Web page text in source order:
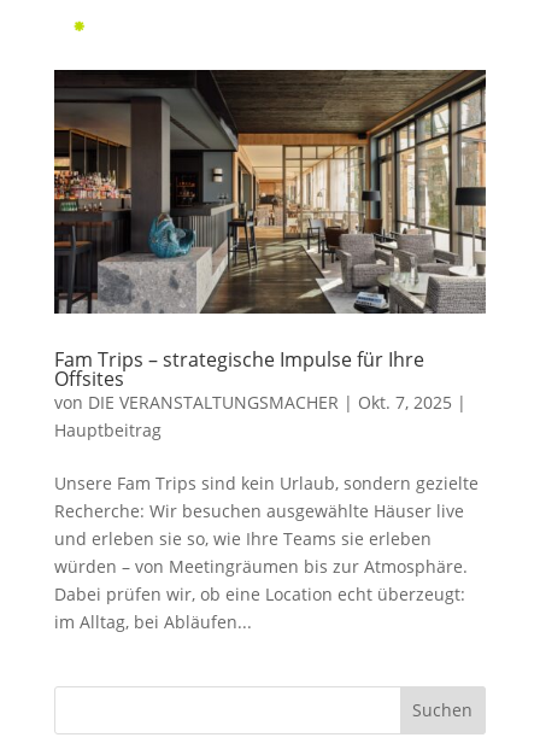
Fam Trips – strategische Impulse für Ihre
Offsites
von DIE VERANSTALTUNGSMACHER | Okt. 7, 2025 |
Hauptbeitrag
Unsere Fam Trips sind kein Urlaub, sondern gezielte
Recherche: Wir besuchen ausgewählte Häuser live
und erleben sie so, wie Ihre Teams sie erleben
würden – von Meetingräumen bis zur Atmosphäre.
Dabei prüfen wir, ob eine Location echt überzeugt:
im Alltag, bei Abläufen...
Suchen